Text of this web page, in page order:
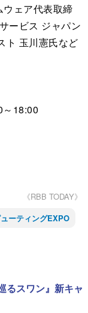
ェア代表取締
ービス ジャパン
ト 玉川憲氏など
18:00
《RBB TODAY》
ーティングEXPO
るスワン』新キャ